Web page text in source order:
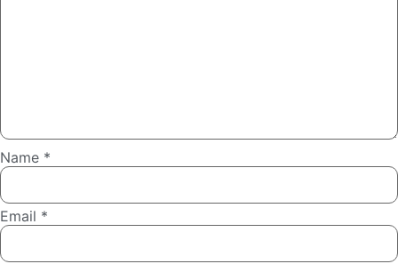
Name *
Email *